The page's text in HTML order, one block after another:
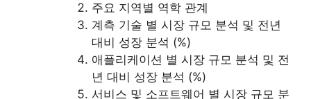
주요 지역별 역학 관계
계측 기술 별 시장 규모 분석 및 전년
대비 성장 분석 (%)
애플리케이션 별 시장 규모 분석 및 전
년 대비 성장 분석 (%)
서비스 및 소프트웨어 별 시장 규모 분